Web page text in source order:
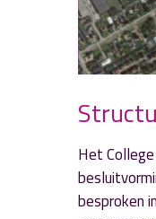
Het
besproken